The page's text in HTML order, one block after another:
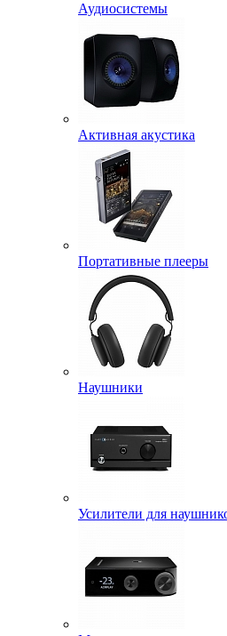
Аудиосистемы
Активная акустика
Портативные плееры
Наушники
Усилители для